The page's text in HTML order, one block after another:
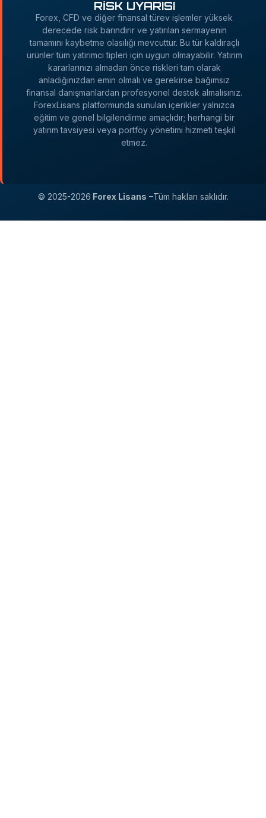
RİSK UYARISI
Forex, CFD ve diğer finansal türev işlemler yüksek
derecede risk barındırır ve yatırılan sermayenin
tamamını kaybetme olasılığı mevcuttur. Bu tür kaldıraçlı
ürünler tüm yatırımcı tipleri için uygun olmayabilir. Yatırım
kararlarınızı almadan önce riskleri tam olarak
anladığınızdan emin olmalı ve gerekirse bağımsız
finansal danışmanlardan profesyonel destek almalısınız.
ForexLisans platformunda sunulan içerikler yalnızca
eğitim ve genel bilgilendirme amaçlıdır; herhangi bir
yatırım tavsiyesi veya portföy yönetimi hizmeti teşkil
etmez.
© 2025-2026 Forex Lisans –Tüm hakları saklıdır.